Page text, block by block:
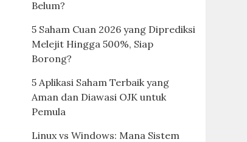
Belum?
5 Saham Cuan 2026 yang Diprediksi
Melejit Hingga 500%, Siap
Borong?
5 Aplikasi Saham Terbaik yang
Aman dan Diawasi OJK untuk
Pemula
Linux vs Windows: Mana Sistem